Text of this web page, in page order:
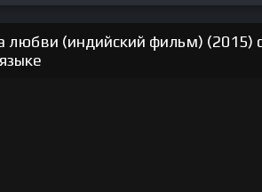
любви (индийский фильм) (2015)